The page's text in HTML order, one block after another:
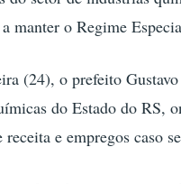
manter o Regime
(24), o prefeito
do Estado do RS,
receita e empregos caso